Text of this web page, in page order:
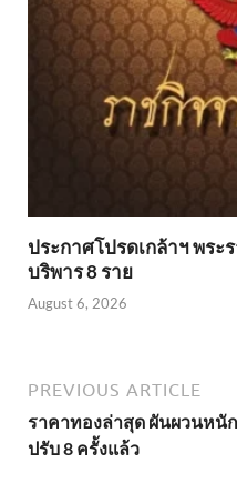
ประกาศโปรดเกล้าฯ พร
บริพาร 8 ราย
August 6, 2026
PREVIOUS ARTICLE
ราคาทองล่าสุด ผันผวนหนัก
ปรับ 8 ครั้งแล้ว